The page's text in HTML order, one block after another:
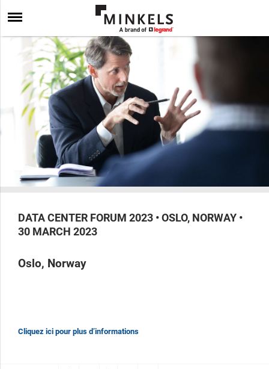
DATA CENTER FORUM 2023 • OSLO, NORWAY •
30 MARCH 2023
Oslo, Norway
Cliquez ici pour plus d’informations